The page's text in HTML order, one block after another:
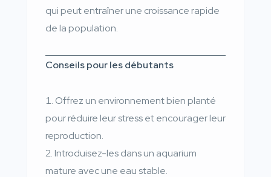
qui peut entraîner une croissance rapide
de la population.
Conseils pour les débutants
Offrez un environnement bien planté
pour réduire leur stress et encourager leur
reproduction.
Introduisez-les dans un aquarium
mature avec une eau stable.